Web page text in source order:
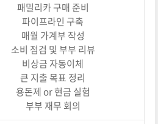
패밀리카 구매 준비
파이프라인 구축
매월 가계부 작성
소비 점검 및 부부 리뷰
비상금 자동이체
큰 지출 목표 정리
용돈제 or 현금 실험
부부 재무 회의